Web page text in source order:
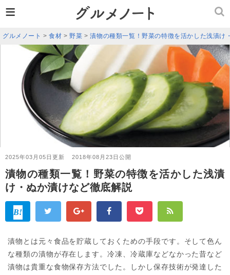
グルメノート >食材 >野菜 >漬物の種類一覧！野菜の特徴を活かした浅漬け
2025年03月05日更新 2018年08月23日公開
漬物の種類一覧！野菜の特徴を活かした浅漬
け・ぬか漬けなど徹底解説
漬物とは元々食品を貯蔵しておくための手段です。そして色ん
な種類の漬物が存在します。冷凍、冷蔵庫などなかった昔など
漬物は貴重な食物保存方法でした。しかし保存技術が発達した
≡